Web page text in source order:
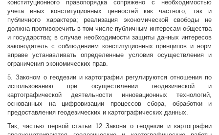
конституционного правопорядка сопряжено с необходимостью
учета иных конституционных ценностей как частного, так и
публичного характера; реализация экономической свободы не
должна противоречить в том числе публичным интересам общества
и государства; в случае необходимости защиты данных интересов
законодатель с соблюдением конституционных принципов и норм
вправе устанавливать определенные условия осуществления и
ограничения экономических прав.
5. Законом о геодезии и картографии регулируются отношения по
использованию при осуществлении геодезической и
картографической деятельности инновационных технологий,
основанных на цифровизации процессов сбора, обработки и
предоставления геодезических и картографических данных.
Так, частью первой статьи 12 Закона о геодезии и картографии